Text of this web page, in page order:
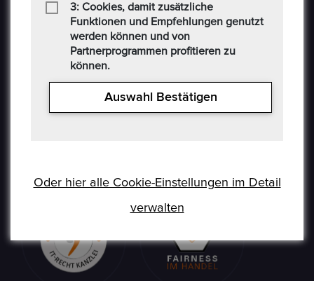
Epoxa ist eine Online-Plattform, mit der Benutzer
Münzen, Medaillen, Edelmetalle und andere
Sammlerstücke auf einer E-Auction-Plattform in den
Formaten Jetzt kaufen / Angebot / Gebot kaufen und
verkaufen können. Epoxa bietet zusätzlich einen
Umtauschservice von DM zu EUR an. Mit diesem
Service können Personen, die sich weit entfernt von
3: Cookies, damit zusätzliche
Funktionen und Empfehlungen genutzt
werden können und von
Partnerprogrammen profitieren zu
können.
Auswahl Bestätigen
Oder hier alle Cookie-Einstellungen im Detail
verwalten